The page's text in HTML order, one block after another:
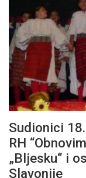
Sudionici
RH
„Bljesku“ i
Slavonije